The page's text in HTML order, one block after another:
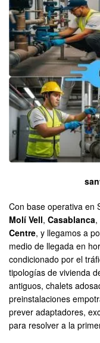
Con base operativa en
Molí Vell, Casablanca,
Centre, y llegamos a
medio de llegada en
condicionado por el
tipologías de vivienda
antiguos, chalets
preinstalaciones
prever adaptadores,
para resolver a la